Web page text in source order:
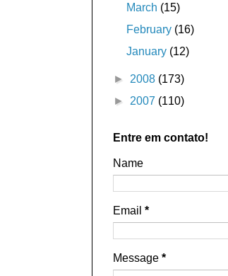
March (15)
February (16)
January (12)
► 2008 (173)
► 2007 (110)
Entre em contato!
Name
Email *
Message *